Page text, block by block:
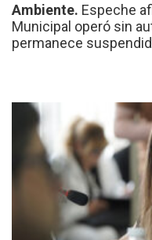
Ambiente. Espeche
Municipal operó sin
permanece